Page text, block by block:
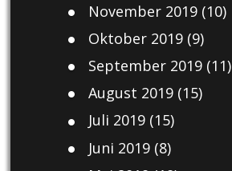
November 2019(10)
Oktober 2019(9)
September 2019(11)
August 2019(15)
Juli 2019(15)
Juni 2019(8)